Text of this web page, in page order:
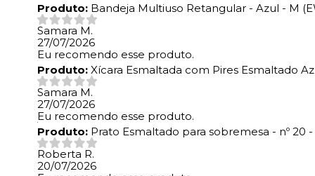
Produto: Bandeja Multiuso Retangular - Azul - M
Samara M.
27/07/2026
Eu recomendo esse produto.
Produto: Xícara Esmaltada com Pires Esmaltado
Samara M.
27/07/2026
Eu recomendo esse produto.
Produto: Prato Esmaltado para sobremesa - nº 20
Roberta R.
20/07/2026